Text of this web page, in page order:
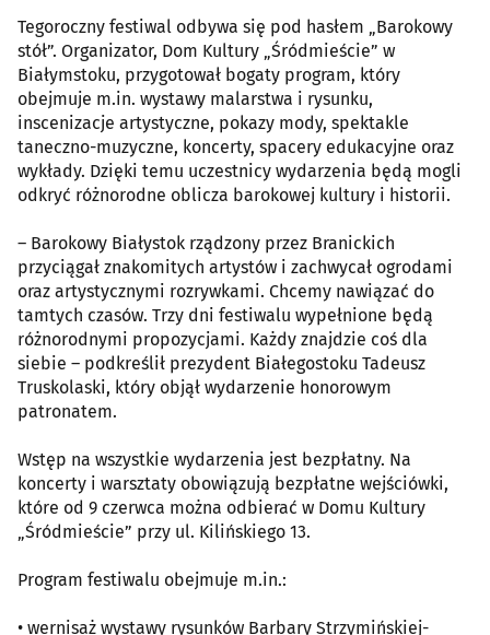
Tegoroczny festiwal odbywa się pod hasłem „Barokowy
stół”. Organizator, Dom Kultury „Śródmieście” w
Białymstoku, przygotował bogaty program, który
obejmuje m.in. wystawy malarstwa i rysunku,
inscenizacje artystyczne, pokazy mody, spektakle
taneczno-muzyczne, koncerty, spacery edukacyjne oraz
wykłady. Dzięki temu uczestnicy wydarzenia będą mogli
odkryć różnorodne oblicza barokowej kultury i historii.
– Barokowy Białystok rządzony przez Branickich
przyciągał znakomitych artystów i zachwycał ogrodami
oraz artystycznymi rozrywkami. Chcemy nawiązać do
tamtych czasów. Trzy dni festiwalu wypełnione będą
różnorodnymi propozycjami. Każdy znajdzie coś dla
siebie – podkreślił prezydent Białegostoku Tadeusz
Truskolaski, który objął wydarzenie honorowym
patronatem.
Wstęp na wszystkie wydarzenia jest bezpłatny. Na
koncerty i warsztaty obowiązują bezpłatne wejściówki,
które od 9 czerwca można odbierać w Domu Kultury
„Śródmieście” przy ul. Kilińskiego 13.
Program festiwalu obejmuje m.in.:
• wernisaż wystawy rysunków Barbary Strzymińskiej-